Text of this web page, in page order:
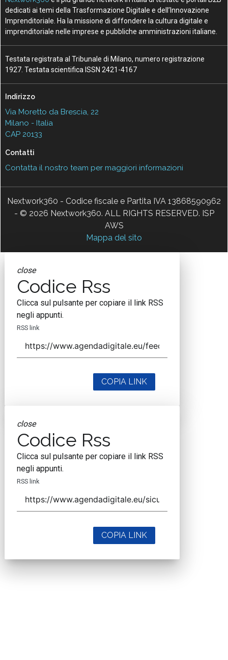
dedicati ai temi della Trasformazione Digitale e dell’Innovazione
Imprenditoriale. Ha la missione di diffondere la cultura digitale e
imprenditoriale nelle imprese e pubbliche amministrazioni italiane.
Testata registrata al Tribunale di Milano, numero registrazione
1927. Testata scientifica ISSN 2421-4167
Indirizzo
Via Moretto da Brescia, 22
Milano - Italia
CAP 20133
Contatti
Contatta il nostro team per maggiori informazioni
Nextwork360 - Codice fiscale e Partita IVA 13868590962
- © 2026 Nextwork360. ALL RIGHTS RESERVED. ISP
AWS
Mappa del sito
close
Codice Rss
Clicca sul pulsante per copiare il link RSS
negli appunti.
RSS link
COPIA LINK
close
Codice Rss
Clicca sul pulsante per copiare il link RSS
negli appunti.
RSS link
COPIA LINK